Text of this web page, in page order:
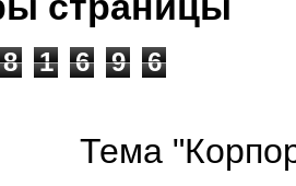
8 1 6 9 6
Тема